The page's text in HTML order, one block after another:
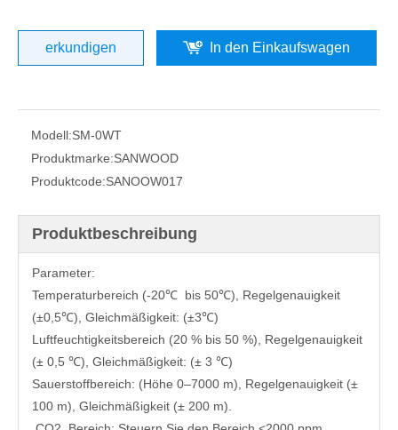
erkundigen In den Einkaufswagen
Modell:SM-0WT
Produktmarke:SANWOOD
Produktcode:SANOOW017
Produktbeschreibung
Parameter:
Temperaturbereich (-20℃ bis 50℃), Regelgenauigkeit
(±0,5℃), Gleichmäßigkeit: (±3℃)
Luftfeuchtigkeitsbereich (20 % bis 50 %), Regelgenauigkeit
(± 0,5 ℃), Gleichmäßigkeit: (± 3 ℃)
Sauerstoffbereich: (Höhe 0–7000 m), Regelgenauigkeit (±
100 m), Gleichmäßigkeit (± 200 m).